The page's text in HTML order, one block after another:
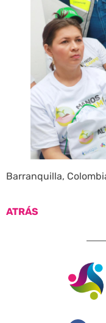
Barranquilla,
ATRÁS